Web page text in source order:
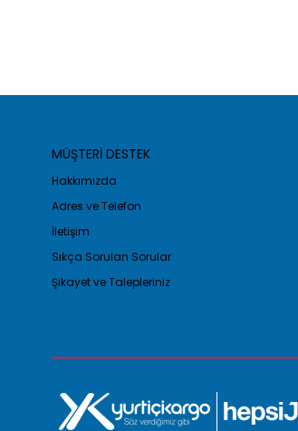
MÜŞTERİ DESTEK
Hakkımızda
Adres ve Telefon
İletişim
Sıkça Sorulan Sorular
Şikayet ve Talepleriniz